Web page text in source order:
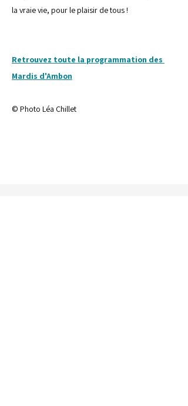
la vraie vie, pour le plaisir de tous !
Retrouvez toute la programmation des
Mardis d'Ambon
© Photo Léa Chillet